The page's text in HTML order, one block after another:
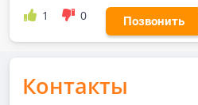
1 0 Позвонить
Контакты